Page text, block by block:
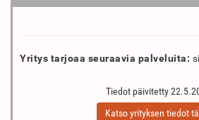
Yritys tarjoaa seuraavia palveluita:
Tiedot päivitetty
Katso yrityksen tiedot